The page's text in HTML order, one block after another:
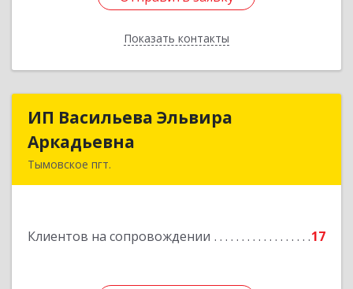
Показать контакты
Назад
ИП Васильева Эльвира
Аркадьевна
Тымовское пгт.
Клиентов на сопровождении 17
ИП Васильева Эльвира